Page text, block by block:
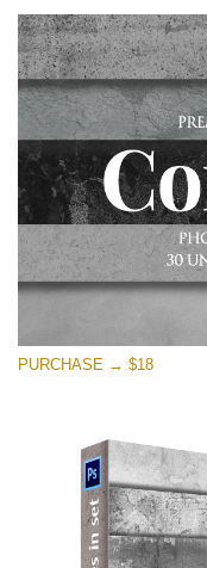
Small 800*533px
Concrete Textures
(30 Textures)
Large 6000*4000px
Entire Collection
(1783 Overlays)
Large 6000*4000px
PURCHASE → $18